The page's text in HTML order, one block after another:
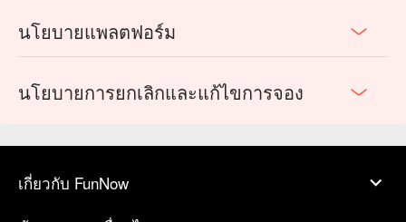
นโยบายแพลตฟอร์ม
นโยบายการยกเลิกและแก้ไขการจอง
เกี่ยวกับ FunNow